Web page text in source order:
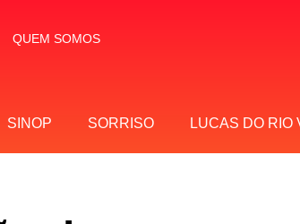
QUEM SOMOS
SINOP SORRISO LUCAS DO RIO